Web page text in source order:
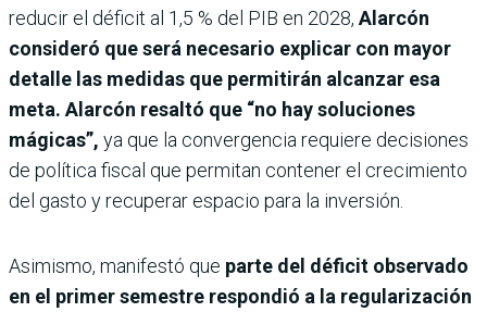
reducir el déficit al 1,5 % del PIB en 2028, Alarcón
consideró que será necesario explicar con mayor
detalle las medidas que permitirán alcanzar esa
meta. Alarcón resaltó que “no hay soluciones
mágicas”, ya que la convergencia requiere decisiones
de política fiscal que permitan contener el crecimiento
del gasto y recuperar espacio para la inversión.
Asimismo, manifestó que parte del déficit observado
en el primer semestre respondió a la regularización